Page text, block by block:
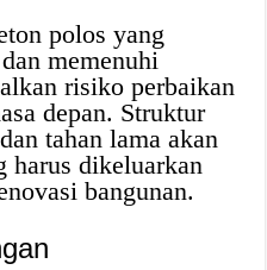
polos yang
memenuhi
risiko perbaikan
depan. Struktur
tahan lama akan
harus dikeluarkan
bangunan.